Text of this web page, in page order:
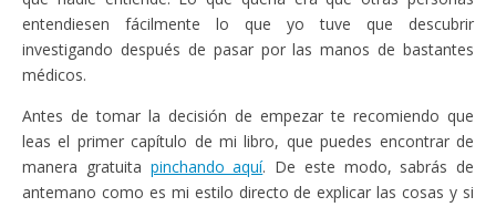
entendiesen fácilmente lo que yo tuve que descubrir
investigando después de pasar por las manos de bastantes
médicos.
Antes de tomar la decisión de empezar te recomiendo que
leas el primer capítulo de mi libro, que puedes encontrar de
manera gratuita pinchando aquí. De este modo, sabrás de
antemano como es mi estilo directo de explicar las cosas y si